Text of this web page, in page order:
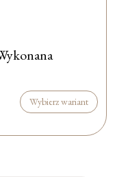
Wybierz wariant